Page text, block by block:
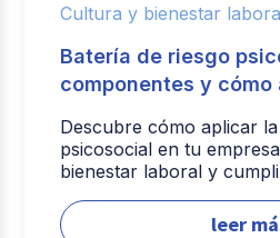
Cultura y bienestar
Batería de riesgo
componentes y cómo
Descubre cómo aplicar
psicosocial en tu
bienestar laboral y
leer